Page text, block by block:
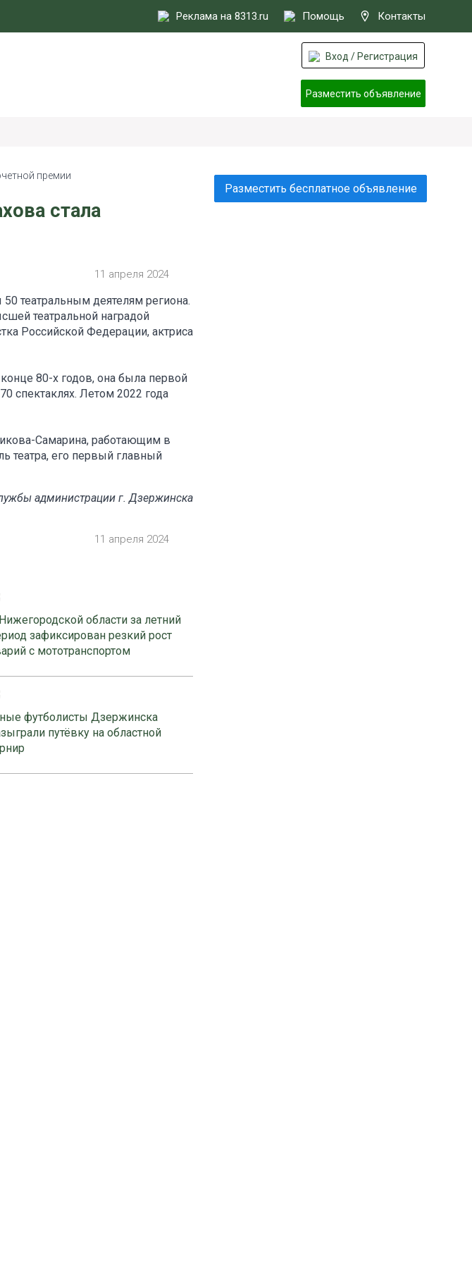
Реклама на 8313.ru Помощь Контакты
Вход / Регистрация
Разместить объявление
премии
стала
11 апреля 2024
театральным деятелям региона.
театральной наградой
Российской Федерации, актриса
80-х годов, она была первой
спектаклях. Летом 2022 года
Самарина, работающим в
театра, его первый главный
администрации г. Дзержинска
11 апреля 2024
области за летний
зафиксирован резкий рост
с мототранспортом
футболисты Дзержинска
путёвку на областной
Разместить бесплатное объявление